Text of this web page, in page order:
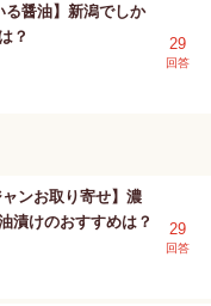
る醤油】新潟でしか
？
29
回答
ャンお取り寄せ】濃
漬けのおすすめは？
29
回答